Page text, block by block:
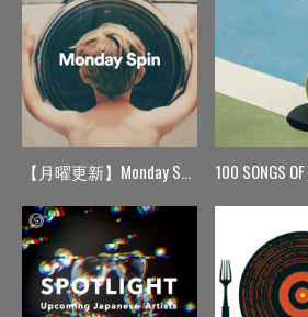
【月曜更新】Monday Spin 100 SONGS